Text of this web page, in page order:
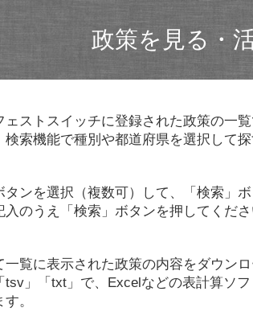
政策を見る・
ストスイッチに登録された政策の一覧
検索機能で種別や都道府県を選択して探
ンを選択（複数可）して、「検索」ボ
のうえ「検索」ボタンを押してくださ
覧に表示された政策の内容をダウンロ
tsv」「txt」で、Excelなどの表計算ソ
。